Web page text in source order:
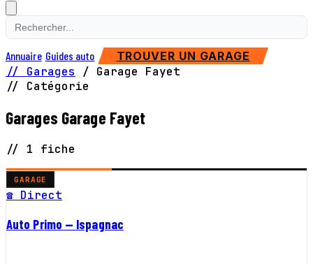
Annuaire Guides auto TROUVER UN GARAGE
// Garages / Garage Fayet
// Catégorie
Garages Garage Fayet
// 1 fiche
GARAGE
☎ Direct
Auto Primo — Ispagnac